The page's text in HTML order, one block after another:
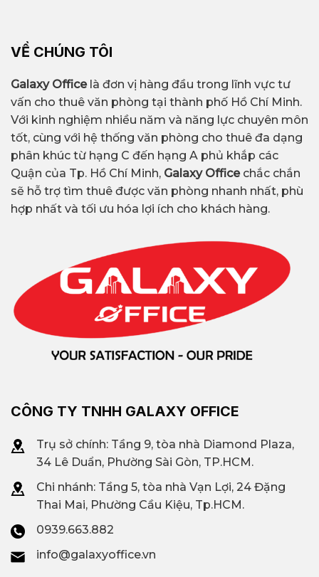
VỀ CHÚNG TÔI
Galaxy Officelà đơn vị hàng đầu trong lĩnh vực tư
vấn cho thuê văn phòng tại thành phố Hồ Chí Minh.
Với kinh nghiệm nhiều năm và năng lực chuyên môn
tốt, cùng với hệ thống văn phòng cho thuê đa dạng
phân khúc từ hạng C đến hạng A phủ khắp các
Quận của Tp. Hồ Chí Minh, Galaxy Office chắc chắn
sẽ hỗ trợ tìm thuê được văn phòng nhanh nhất, phù
hợp nhất và tối ưu hóa lợi ích cho khách hàng.
CÔNG TY TNHH GALAXY OFFICE
Trụ sở chính: Tầng 9, tòa nhà Diamond Plaza,
34 Lê Duẩn, Phường Sài Gòn, TP.HCM.
Chi nhánh: Tầng 5, tòa nhà Vạn Lợi, 24 Đặng
Thai Mai, Phường Cầu Kiệu, Tp.HCM.
0939.663.882
info@galaxyoffice.vn